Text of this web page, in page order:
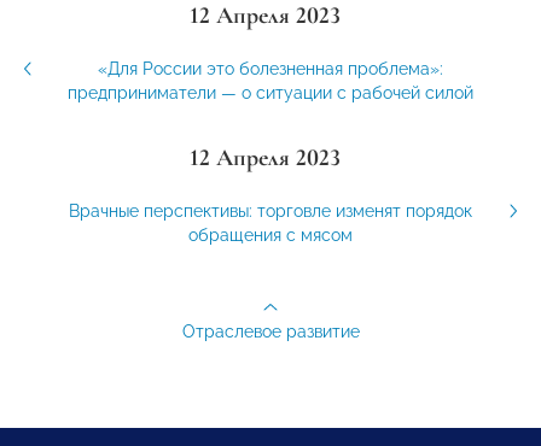
12 Апреля 2023
«Для России это болезненная проблема»:
предприниматели — о ситуации с рабочей силой
12 Апреля 2023
Врачные перспективы: торговле изменят порядок
обращения с мясом
Отраслевое развитие